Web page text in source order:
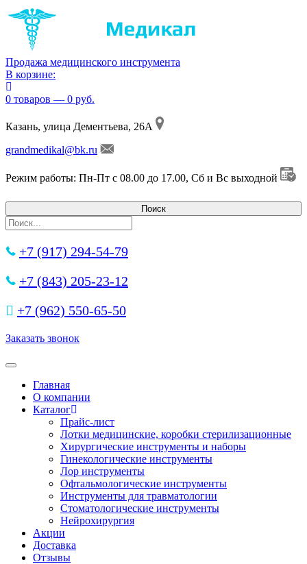
Продажа медицинского инструмента
В корзине:
0 товаров — 0 руб.
Казань, улица Дементьева, 26А
grandmedikal@bk.ru
Режим работы: Пн-Пт с 08.00 до 17.00, Сб и Вс выходной
+7 (917) 294-54-79
+7 (843) 205-23-12
+7 (962) 550‑65‑50‬
Заказать звонок
Toggle navigation
Главная
О компании
Каталог
Прайс-лист
Лотки медицинские, коробки стерилизационные
Хирургические инструменты и наборы
Гинекологические инструменты
Лор инструменты
Офтальмологические инструменты
Инструменты для травматологии
Стоматологические инструменты
Нейрохирургия
Акции
Доставка
Отзывы